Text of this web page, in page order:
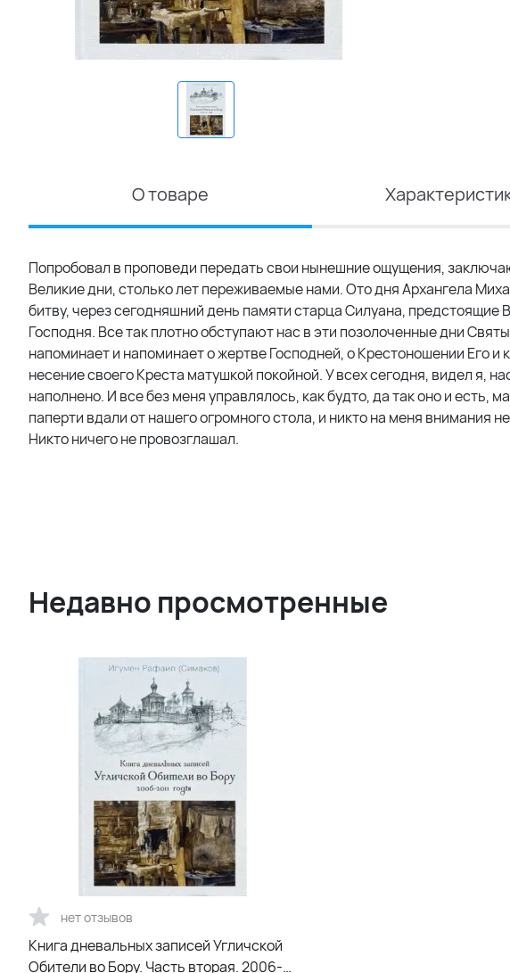
О товаре
Попробовал в проповеди передать свои нынешние ощущения,
Великие дни, столько лет переживаемые нами. Ото дня Архангела
битву, через сегодняшний день памяти старца Силуана,
Господня. Все так плотно обступают нас в эти позолоченные дни
напоминает и напоминает о жертве Господней, о Крестоношении Его и
несение своего Креста матушкой покойной. У всех сегодня, видел я,
наполнено. И все без меня управлялось, как будто, да так оно и есть,
паперти вдали от нашего огромного стола, и никто на меня внимания
Никто ничего не провозглашал.
Недавно просмотренные
нет отзывов
Книга дневальных записей Угличской
Обители во Бору. Часть вторая. 2006-